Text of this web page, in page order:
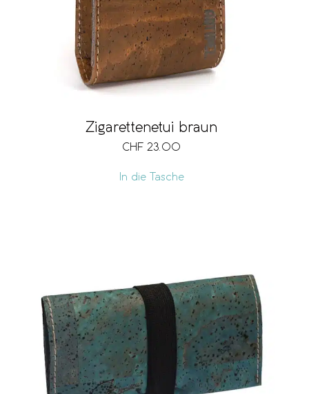
Zigarettenetui braun
CHF 23.00
In die Tasche